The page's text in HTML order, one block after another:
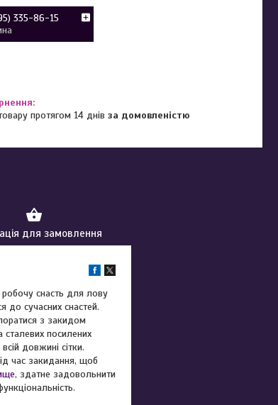
335-86-15
протягом 14 днівза домовленістю
для замовлення
снасть для лову
до сучасних снастей.
з закидом
сталевих посилених
довжині сітки.
час закидання, щоб
, здатне задовольнити